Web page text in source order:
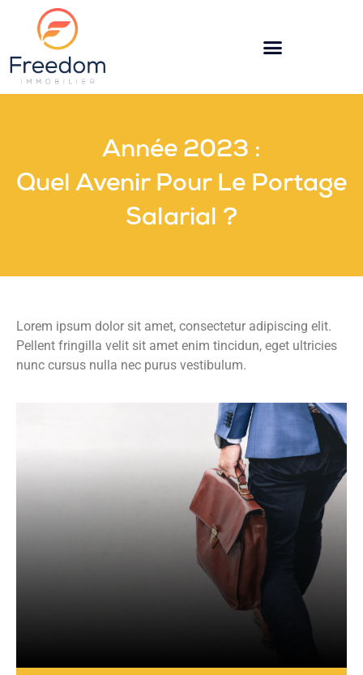
Année 2023 :
Quel Avenir Pour Le Portage
Salarial ?
Lorem ipsum dolor sit amet, consectetur adipiscing elit.
Pellent fringilla velit sit amet enim tincidun, eget ultricies
nunc cursus nulla nec purus vestibulum.